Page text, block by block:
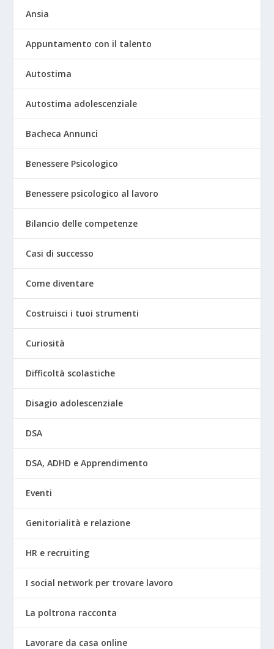
Ansia
Appuntamento con il talento
Autostima
Autostima adolescenziale
Bacheca Annunci
Benessere Psicologico
Benessere psicologico al lavoro
Bilancio delle competenze
Casi di successo
Come diventare
Costruisci i tuoi strumenti
Curiosità
Difficoltà scolastiche
Disagio adolescenziale
DSA
DSA, ADHD e Apprendimento
Eventi
Genitorialità e relazione
HR e recruiting
I social network per trovare lavoro
La poltrona racconta
Lavorare da casa online